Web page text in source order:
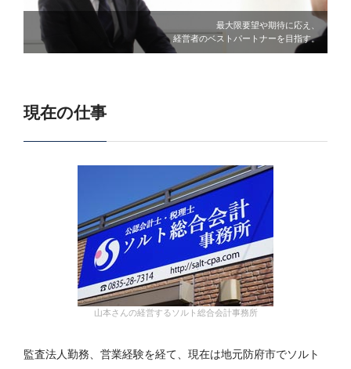
最大限要望や期待に応え、
経営者のベストパートナーを目指す。
現在の仕事
山本さんの経営するソルト総合会計事務所
監査法人勤務、営業経験を経て、現在は地元防府市でソルト